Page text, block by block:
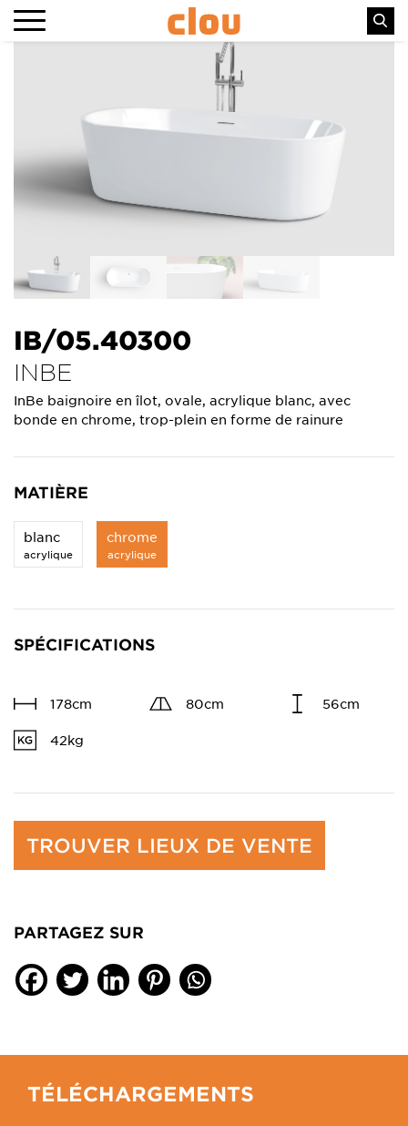
IB/05.40300
INBE
InBe baignoire en îlot, ovale, acrylique blanc, avec
bonde en chrome, trop-plein en forme de rainure
MATIÈRE
blanc
acrylique
chrome
acrylique
SPÉCIFICATIONS
178cm 80cm 56cm
42kg
TROUVER LIEUX DE VENTE
PARTAGEZ SUR
TÉLÉCHARGEMENTS